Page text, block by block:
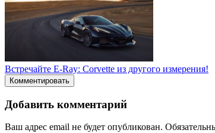
Встречайте E-Ray: Corvette из другого измерения!
Комментировать
Добавить комментарий
Ваш адрес email не будет опубликован.